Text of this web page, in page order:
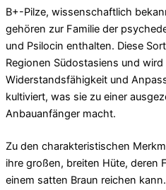
B+-Pilze, wissenschaftlich
gehören zur Familie der
und Psilocin enthalten. Diese
Regionen Südostasiens und
Widerstandsfähigkeit und
kultiviert, was sie zu einer
Anbauanfänger macht.
Zu den charakteristischen
ihre großen, breiten Hüte, deren
einem satten Braun reichen